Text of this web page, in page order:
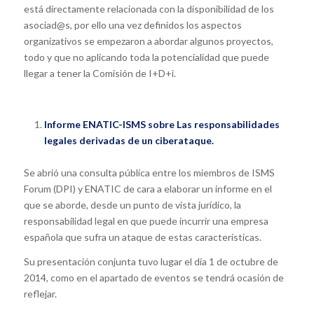
está directamente relacionada con la disponibilidad de los
asociad@s, por ello una vez definidos los aspectos
organizativos se empezaron a abordar algunos proyectos,
todo y que no aplicando toda la potencialidad que puede
llegar a tener la Comisión de I+D+i.
Informe ENATIC-ISMS sobre Las responsabilidades
legales derivadas de un ciberataque.
Se abrió una consulta pública entre los miembros de ISMS
Forum (DPI) y ENATIC de cara a elaborar un informe en el
que se aborde, desde un punto de vista jurídico, la
responsabilidad legal en que puede incurrir una empresa
española que sufra un ataque de estas características.
Su presentación conjunta tuvo lugar el día 1 de octubre de
2014, como en el apartado de eventos se tendrá ocasión de
reflejar.